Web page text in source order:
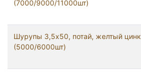
(7000/9000/11000шт)
Шурупы 3,5x50, потай, желтый цинк
(5000/6000шт)